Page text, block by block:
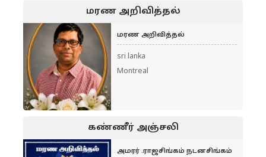
மரண அறிவித்தல்
மரண அறிவித்தல்
sri lanka
Montreal
கண்ணீர் அஞ்சலி
அமரர் .ராஜசிங்கம் நடனசிங்கம்